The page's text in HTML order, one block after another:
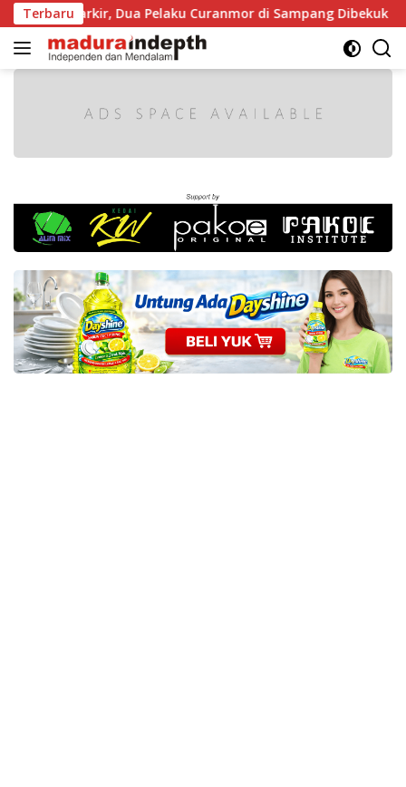
Langsung
ke
konten
Terbaru
Diparkir, Dua Pelaku Curanmor di Sampang Dibekuk Polisi